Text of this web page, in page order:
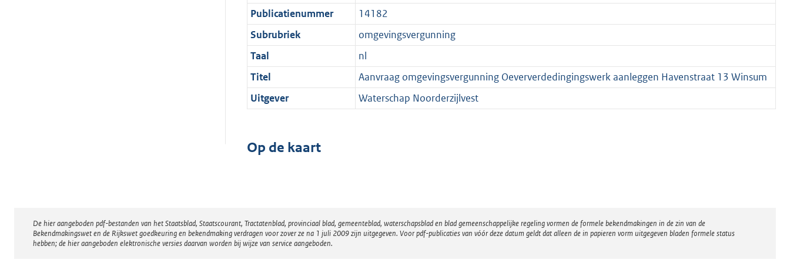
Publicatienummer
14182
Subrubriek
omgevingsvergunning
Taal
nl
Titel
Aanvraag omgevingsvergunning Oeververdedingingswerk aanleggen Havenstraat 13 Winsum
Uitgever
Waterschap Noorderzijlvest
Op de kaart
Disclaimer
De hier aangeboden pdf-bestanden van het Staatsblad, Staatscourant, Tractatenblad, provinciaal blad, gemeenteblad, waterschapsblad en blad gemeenschappelijke regeling vormen de formele bekendmakingen in de zin van de
Bekendmakingswet en de Rijkswet goedkeuring en bekendmaking verdragen voor zover ze na 1 juli 2009 zijn uitgegeven. Voor pdf-publicaties van vóór deze datum geldt dat alleen de in papieren vorm uitgegeven bladen formele status
hebben; de hier aangeboden elektronische versies daarvan worden bij wijze van service aangeboden.